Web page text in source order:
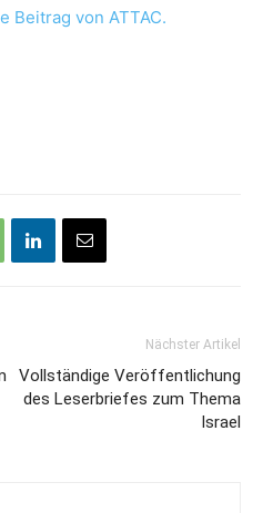
Beitrag von ATTAC.
Nächster Artikel
Vollständige Veröffentlichung
des Leserbriefes zum Thema
Israel